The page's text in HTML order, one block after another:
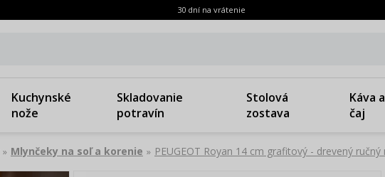
30 dní na vrátenie
Kuchynské
nože
Skladovanie
potravín
Stolová
zostava
Káva a
čaj
» Mlynčeky na soľ a korenie » PEUGEOT Royan 14 cm grafitový - drevený